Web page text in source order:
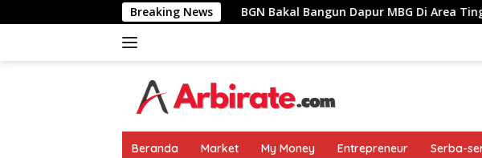
ke
Breaking News
BGN Bakal Bangun Dapur MBG Di Area Tinggi Stunting
Beranda Market My Money Entrepreneur Serba-